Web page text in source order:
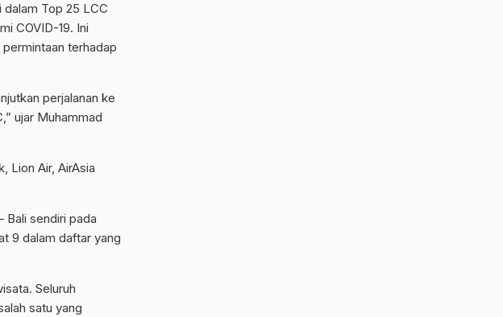
Top 25 LCC
COVID-19. Ini
terhadap
perjalanan ke
ujar Muhammad
Lion Air, AirAsia
Bali sendiri pada
9 dalam daftar yang
Seluruh
satu yang